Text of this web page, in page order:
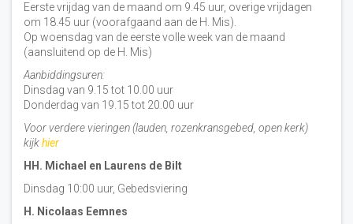
Eerste vrijdag van de maand om 9.45 uur, overige vrijdagen
om 18.45 uur (voorafgaand aan de H. Mis).
Op woensdag van de eerste volle week van de maand
(aansluitend op de H. Mis)
Aanbiddingsuren:
Dinsdag van 9.15 tot 10.00 uur
Donderdag van 19.15 tot 20.00 uur
Voor verdere vieringen (lauden, rozenkransgebed, open kerk)
kijkhier
HH. Michael en Laurens de Bilt
Dinsdag 10:00 uur, Gebedsviering
H. Nicolaas Eemnes